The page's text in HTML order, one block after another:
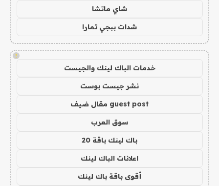
شاي ماتشا
شدات ببجي تمارا
!
خدمات الباك لينك والجيست
نشر جيست بوست
guest post مقال ضيف
سوق العرب
باك لينك باقة 20
اعلانات الباك لينك
أقوى باقة باك لينك